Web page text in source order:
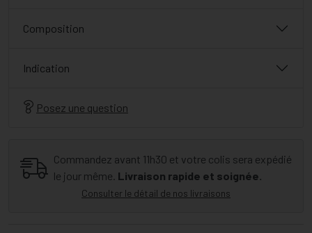
Composition
Indication
Posez une question
Commandez avant 11h30 et votre colis sera expédié
le jour même. Livraison rapide et soignée.
Consulter le détail de nos livraisons